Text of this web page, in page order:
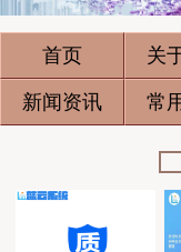
首页 关
新闻资讯 常